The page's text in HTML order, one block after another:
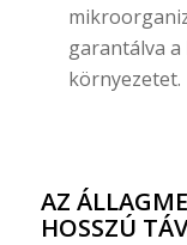
garantálva
környezetet.
AZ
HOSSZÚ